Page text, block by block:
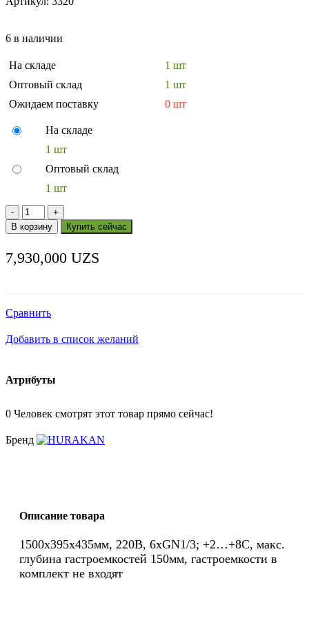
6 в наличии
На складе
1 шт
Оптовый склад
1 шт
Ожидаем поставку
0 шт
На складе
1 шт
Оптовый склад
1 шт
Количество
товара
ВИТРИНА
HURAKAN
В корзину Купить сейчас
7,930,000 UZS
Сравнить
Добавить в список желаний
Атрибуты
0 Человек смотрят этот товар прямо сейчас!
Бренд
Описание товара
1500x395x435мм, 220В, 6xGN1/3; +2…+8C, макс.
глубина гастроемкостей 150мм, гастроемкости в
комплект не входят